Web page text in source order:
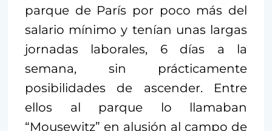
parque de París por poco más del
salario mínimo y tenían unas largas
jornadas laborales, 6 días a la
semana, sin prácticamente
posibilidades de ascender. Entre
ellos al parque lo llamaban
“Mousewitz” en alusión al campo de